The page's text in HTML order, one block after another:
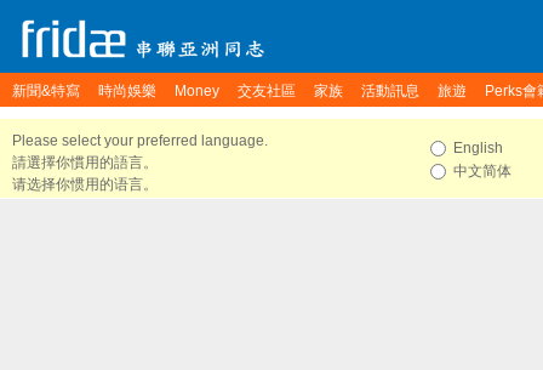
新聞&特寫 時尚娛樂 Money 交友社區 家族 活動訊息 旅遊 Perks會
Please select your preferred language.
請選擇你慣用的語言。
请选择你惯用的语言。
English
中文简体